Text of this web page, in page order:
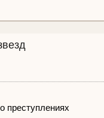
о преступлениях